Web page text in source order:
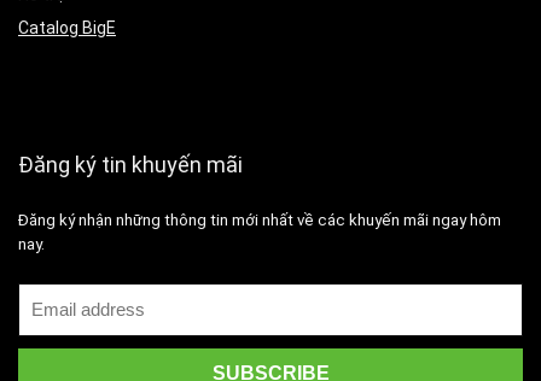
Catalog BigE
Đăng ký tin khuyến mãi
Đăng ký nhận những thông tin mới nhất về các khuyến mãi ngay hôm
nay.